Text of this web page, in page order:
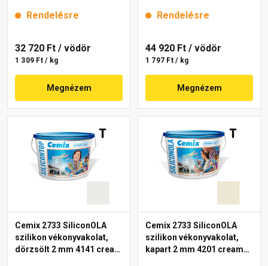
Rendelésre
32 720 Ft / vödör
1 309 Ft / kg
Megnézem
Rendelésre
44 920 Ft / vödör
1 797 Ft / kg
Megnézem
Cemix 2733 SiliconOLA
szilikon vékonyvakolat,
dörzsölt 2 mm 4141 cream
Cemix 2733 SiliconOLA
szilikon vékonyvakolat,
kapart 2 mm 4201 cream